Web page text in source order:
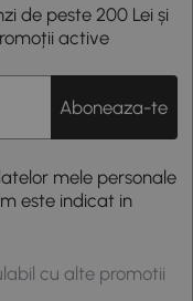
de peste 200 Lei și
active
Aboneaza-te
mele personale
este indicat in
cu alte promotii